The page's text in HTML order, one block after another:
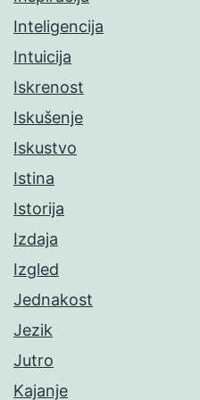
Inteligencija
Intuicija
Iskrenost
Iskušenje
Iskustvo
Istina
Istorija
Izdaja
Izgled
Jednakost
Jezik
Jutro
Kajanje